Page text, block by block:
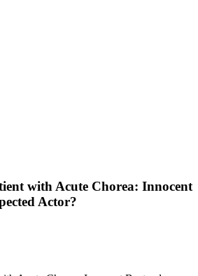
with Acute Chorea: Innocent
Actor?